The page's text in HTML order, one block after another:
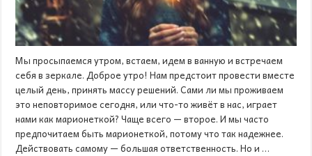
Мы просыпаемся утром, встаем, идем в ванную и встречаем
себя в зеркале. Доброе утро! Нам предстоит провести вместе
целый день, принять массу решений. Сами ли мы проживаем
это неповторимое сегодня, или что-то живёт в нас, играет
нами как марионеткой? Чаще всего — второе. И мы часто
предпочитаем быть марионеткой, потому что так надежнее.
Действовать самому — большая ответственность. Но и …